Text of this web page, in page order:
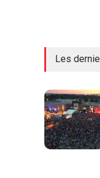
Les